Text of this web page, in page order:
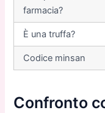
farmacia?
È una truffa?
Codice minsan
Confronto